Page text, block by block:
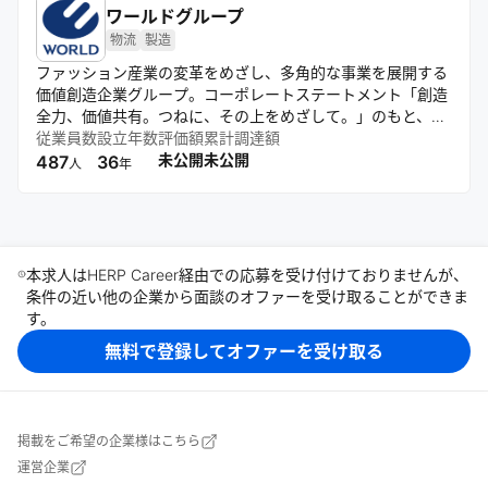
へ実装していく力があります。 AI時代においても、日本はも
う一度、世界に誇れる価値を生み出せる。ものづくりで培っ
てきた日本の強さを、AIインテグレーションの時代に新しい
形で発揮できる。私たちは本気でそう信じています。 当社
は、AIインテグレーターとして、AIという技術と、プロジェ
クトを動かす人間力を掛け合わせ、日本の産業をもう一度前
に進めます。 「日本をデジタル先進国に」 この言葉だけを
見ると、ひとつのスローガンのように感じるかもしれませ
当社の仲間として、私たちと一緒に成し遂げませんか。
ワールドグループ
物流 製造
ファッション産業の変革をめざし、多角的な事業を展開する
価値創造企業グループ。コーポレートステートメント「創造
全力、価値共有。つねに、その上をめざして。」のもと、ブ
ランド・デジタル・プラットフォームの3事業を柱に自己革
新を続ける。多彩なブランド展開に加え、EC運営支援や物
従業員数
487人
設立年数
36年
評価額
未公開
累計調達額
未公開
本求人はHERP Career経由での応募を受け付けておりませんが、
条件の近い他の企業から面談のオファーを受け取ることができま
す。
無料で登録してオファーを受け取る
掲載をご希望の企業様はこちら
運営企業